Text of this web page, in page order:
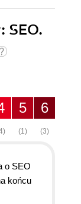
SEO.
6
(3)
5
(1)
o SEO
końcu